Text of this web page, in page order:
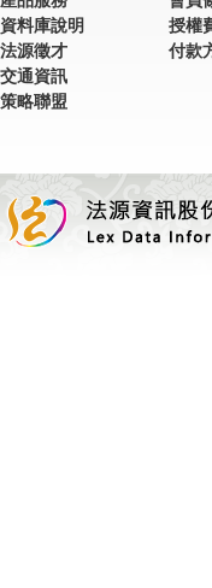
資料庫說明
法源徵才
交通資訊
策略聯盟
授權
付款